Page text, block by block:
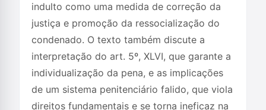
indulto como uma medida de correção da
justiça e promoção da ressocialização do
condenado. O texto também discute a
interpretação do art. 5º, XLVI, que garante a
individualização da pena, e as implicações
de um sistema penitenciário falido, que viola
direitos fundamentais e se torna ineficaz na